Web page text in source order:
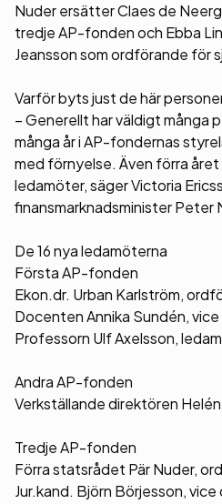
Nuder ersätter Claes de
tredje AP-fonden och Ebba
Jeansson som ordförande för
Varför byts just de här
– Generellt har väldigt många
många år i AP-fondernas
med förnyelse. Även förra
ledamöter, säger Victoria
finansmarknadsminister Peter
De 16 nya ledamöterna
Första AP-fonden
Ekon.dr. Urban Karlström,
Docenten Annika Sundén,
Professorn Ulf Axelsson,
Andra AP-fonden
Verkställande direktören
Tredje AP-fonden
Förra statsrådet Pär Nuder,
Jur.kand. Björn Börjesson,